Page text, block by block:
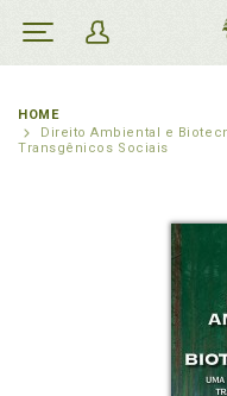
HOME
Direito Ambiental e
Transgênicos Sociais